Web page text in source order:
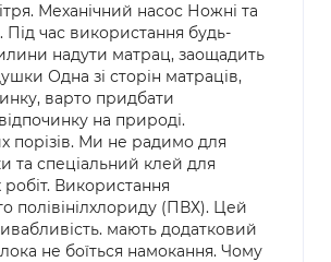
Механічний насос Ножні та
Під час використання будь-
надути матрац, заощадить
Одна зі сторін матраців,
варто придбати
на природі.
порізів. Ми не радимо для
та спеціальний клей для
Використання
полівінілхлориду (ПВХ). Цей
мають додатковий
не боїться намокання. Чому